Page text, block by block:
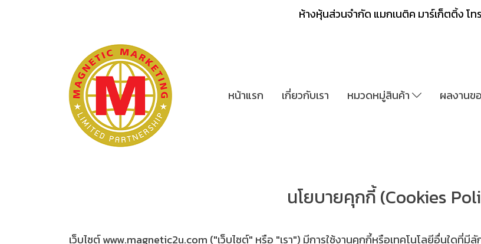
ห้างหุ้นส่วนจำกัด แมกเนติค มาร์เก็ตติ้ง โท
หน้าแรก เกี่ยวกับเรา หมวดหมู่สินค้า ผลงานข
นโยบายคุกกี้ (Cookies
เว็บไซต์ www.magnetic2u.com ("เว็บไซต์" หรือ "เรา") มีการใช้งานคุกกี้หรือเทคโนโลยีอื่นใดที่